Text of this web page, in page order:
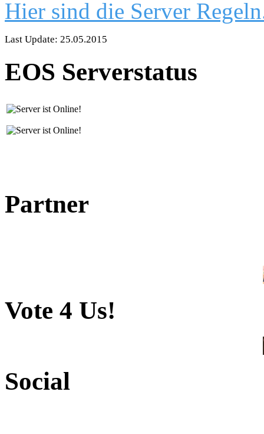
Hier sind die Server
Last Update: 25.05.2015
EOS Serverstatus
Partner
Vote 4 Us!
Social